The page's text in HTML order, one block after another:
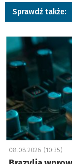
Sprawdź także:
a
08.08.2026 (10:35)